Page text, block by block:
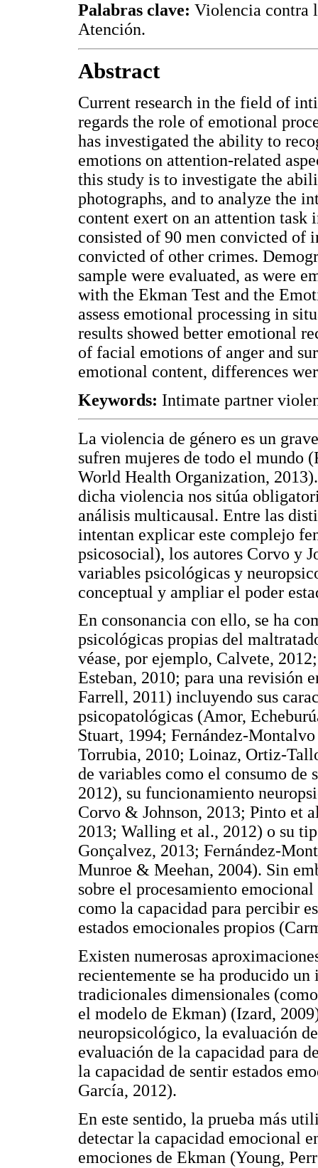
Palabras clave: Violencia contra
Atención.
Abstract
Current research in the field of
regards the role of emotional
has investigated the ability to
emotions on attention-related
this study is to investigate the
photographs, and to analyze the
content exert on an attention task
consisted of 90 men convicted of
convicted of other crimes.
sample were evaluated, as were
with the Ekman Test and the
assess emotional processing in
results showed better emotional
of facial emotions of anger and
emotional content, differences
Keywords: Intimate partner
La violencia de género es un
sufren mujeres de todo el mundo
World Health Organization,
dicha violencia nos sitúa
análisis multicausal. Entre las
intentan explicar este complejo
psicosocial), los autores Corvo y
variables psicológicas y
conceptual y ampliar el poder
En consonancia con ello, se ha
psicológicas propias del
véase, por ejemplo, Calvete,
Esteban, 2010; para una revisión
Farrell, 2011) incluyendo sus
psicopatológicas (Amor,
Stuart, 1994; Fernández-
Torrubia, 2010; Loinaz, Ortiz-
de variables como el consumo de
2012), su funcionamiento
Corvo & Johnson, 2013; Pinto
2013; Walling et al., 2012) o su
Gonçalvez, 2013; Fernández-
Munroe & Meehan, 2004). Sin
sobre el procesamiento
como la capacidad para percibir
estados emocionales propios
Existen numerosas
recientemente se ha producido
tradicionales dimensionales
el modelo de Ekman) (Izard,
neuropsicológico, la evaluación
evaluación de la capacidad para
la capacidad de sentir estados
García, 2012).
En este sentido, la prueba más
detectar la capacidad emocional
emociones de Ekman (Young,